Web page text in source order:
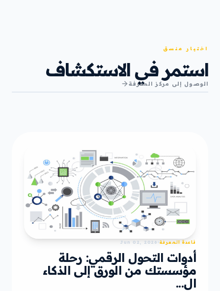
اختيار منسق
استمر في الاستكشاف
الوصول إلى مركز المعرفة
قاعدة المعرفة Jun 02, 2026
أدوات التحول الرقمي: رحلة
مؤسستك من الورق إلى الذكاء
ال...